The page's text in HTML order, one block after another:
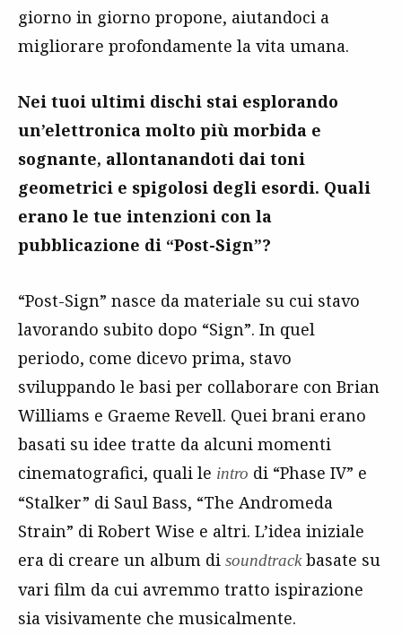
giorno in giorno propone, aiutandoci a
migliorare profondamente la vita umana.
Nei tuoi ultimi dischi stai esplorando
un’elettronica molto più morbida e
sognante, allontanandoti dai toni
geometrici e spigolosi degli esordi. Quali
erano le tue intenzioni con la
pubblicazione di “Post-Sign”?
“Post-Sign” nasce da materiale su cui stavo
lavorando subito dopo “Sign”. In quel
periodo, come dicevo prima, stavo
sviluppando le basi per collaborare con Brian
Williams e Graeme Revell. Quei brani erano
basati su idee tratte da alcuni momenti
cinematografici, quali le intro di “Phase IV” e
“Stalker” di Saul Bass, “The Andromeda
Strain” di Robert Wise e altri. L’idea iniziale
era di creare un album di soundtrackbasate su
vari film da cui avremmo tratto ispirazione
sia visivamente che musicalmente.